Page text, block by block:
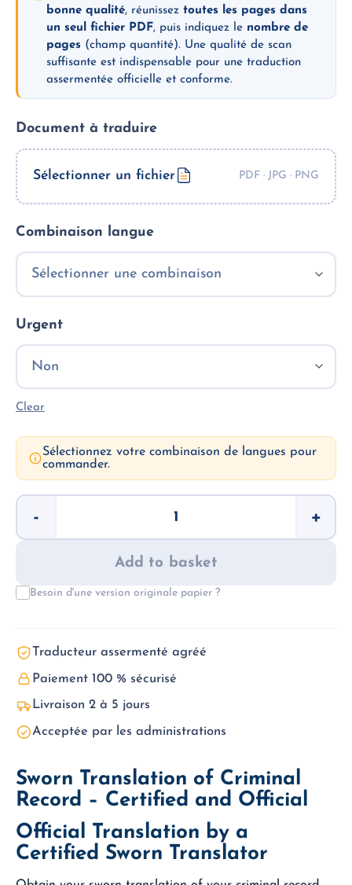
bonne qualité, réunisseztoutes les pages dans
un seul fichier PDF, puis indiquez le nombre de
pages (champ quantité). Une qualité de scan
suffisante est indispensable pour une traduction
assermentée officielle et conforme.
Document à traduire
Sélectionner un fichier
Combinaison langue
Urgent
Clear
Sélectionnez votre combinaison de langues pour
commander.
-
quantity
+
Add to basket
Besoin d'une version originale papier ?
Traducteur assermenté agréé
Paiement 100 % sécurisé
Livraison 2 à 5 jours
Acceptée par les administrations
Sworn Translation of Criminal
Record – Certified and Official
Official Translation by a
Certified Sworn Translator